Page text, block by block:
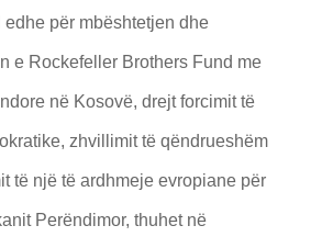
edhe për mbështetjen dhe
e Rockefeller Brothers Fund me
në Kosovë, drejt forcimit të
zhvillimit të qëndrueshëm
të një të ardhmeje evropiane për
Perëndimor, thuhet në